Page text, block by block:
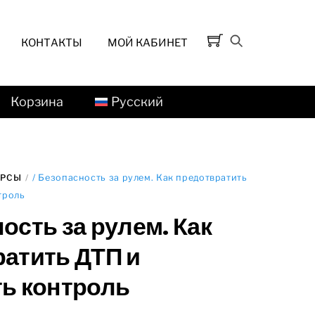
КОНТАКТЫ МОЙ КАБИНЕТ
Корзина Русский
/ Безопасность за рулем. Как предотвратить
за рулем. Как
ДТП и
контроль